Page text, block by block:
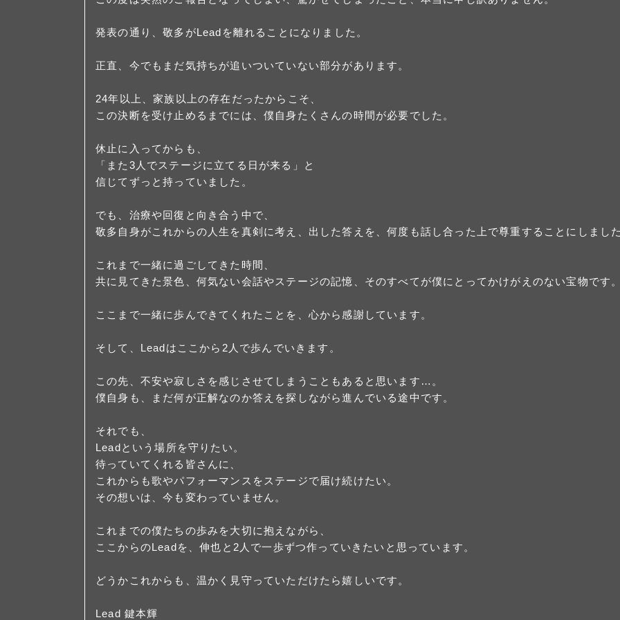
発表の通り、敬多がLeadを離れることになりました。
正直、今でもまだ気持ちが追いついていない部分があります。
24年以上、家族以上の存在だったからこそ、
この決断を受け止めるまでには、僕自身たくさんの時間が必要でした。
休止に入ってからも、
「また3人でステージに立てる日が来る」と
信じてずっと持っていました。
でも、治療や回復と向き合う中で、
敬多自身がこれからの人生を真剣に考え、出した答えを、何度も話し合った上で尊重することにしまし
これまで一緒に過ごしてきた時間、
共に見てきた景色、何気ない会話やステージの記憶、そのすべてが僕にとってかけがえのない宝物です
ここまで一緒に歩んできてくれたことを、心から感謝しています。
そして、Leadはここから2人で歩んでいきます。
この先、不安や寂しさを感じさせてしまうこともあると思います…。
僕自身も、まだ何が正解なのか答えを探しながら進んでいる途中です。
それでも、
Leadという場所を守りたい。
待っていてくれる皆さんに、
これからも歌やパフォーマンスをステージで届け続けたい。
その想いは、今も変わっていません。
これまでの僕たちの歩みを大切に抱えながら、
ここからのLeadを、伸也と2人で一歩ずつ作っていきたいと思っています。
どうかこれからも、温かく見守っていただけたら嬉しいです。
Lead 鍵本輝